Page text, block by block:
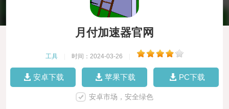
月付加速器官网
工具 时间：2024-03-26
安卓下载 苹果下载 PC下载
安卓市场，安全绿色